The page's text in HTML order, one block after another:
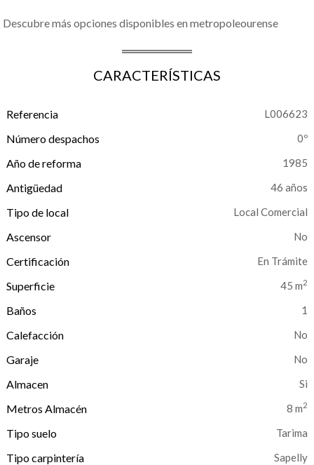
Descubre más opciones disponibles en metropoleourense
CARACTERÍSTICAS
Referencia L006623
Número despachos 0º
Año de reforma 1985
Antigüedad 46 años
Tipo de local Local Comercial
Ascensor No
Certificación En Trámite
Superficie 45 m2
Baños 1
Calefacción
Garaje
Almacen
Metros Almacén
8 m2
Tipo suelo Tarima
Tipo carpintería Sapelly